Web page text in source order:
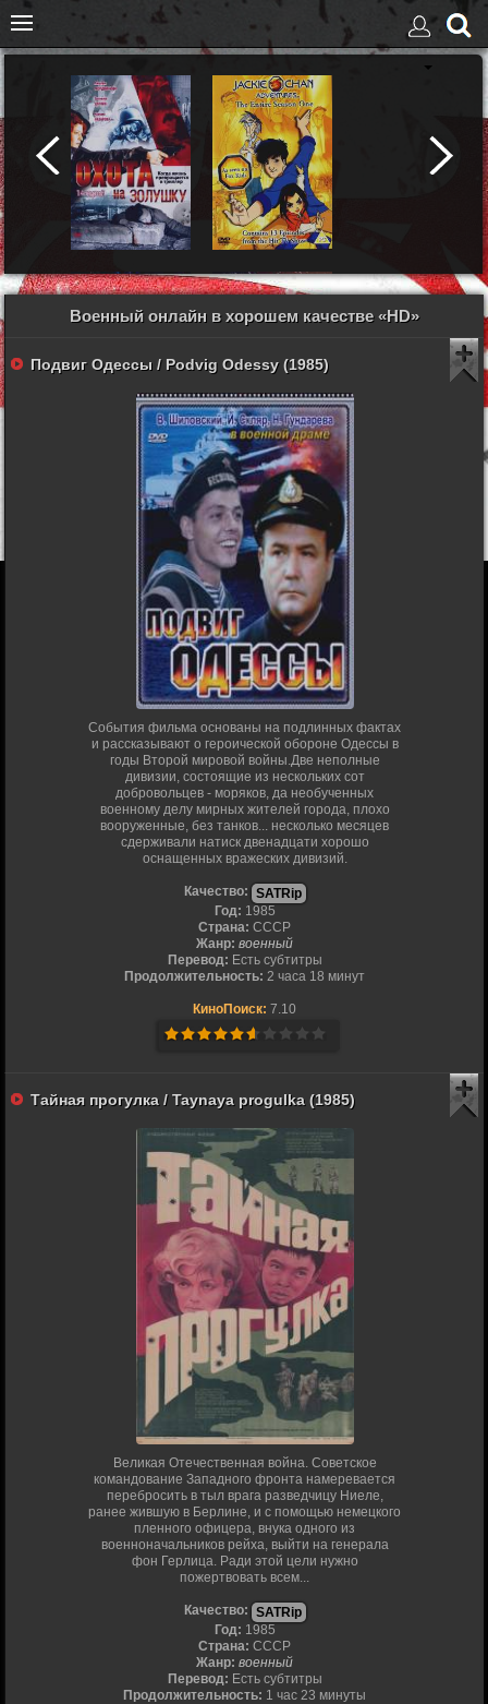
Военный онлайн в хорошем качестве «HD»
Подвиг Одессы / Podvig Odessy (1985)
События фильма основаны на подлинных фактах
и рассказывают о героической обороне Одессы в
годы Второй мировой войны.Две неполные
дивизии, состоящие из нескольких сот
добровольцев - моряков, да необученных
военному делу мирных жителей города, плохо
вооруженные, без танков... несколько месяцев
сдерживали натиск двенадцати хорошо
оснащенных вражеских дивизий.
Качество: SATRip
Год: 1985
Страна: СССР
Жанр: военный
Перевод: Есть субтитры
Продолжительность: 2 часа 18 минут
КиноПоиск: 7.10
Тайная прогулка / Taynaya progulka (1985)
Великая Отечественная война. Советское
командование Западного фронта намеревается
перебросить в тыл врага разведчицу Ниеле,
ранее жившую в Берлине, и с помощью немецкого
пленного офицера, внука одного из
военноначальников рейха, выйти на генерала
фон Герлица. Ради этой цели нужно
пожертвовать всем...
Качество: SATRip
Год: 1985
Страна: СССР
Жанр: военный
Перевод: Есть субтитры
Продолжительность: 1 час 23 минуты